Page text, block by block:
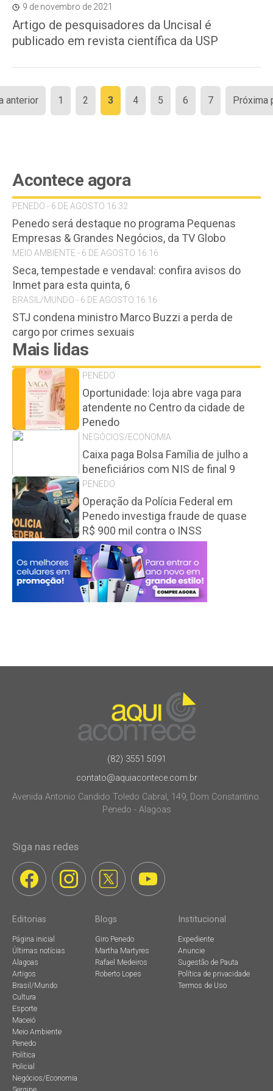
9 de novembro de 2021
Artigo de pesquisadores da Uncisal é
publicado em revista científica da USP
Paginação
de
anterior 1 2 3 4 5 6 7 Próxima
Acontece agora
PENEDO - 6 DE AGOSTO 16:32
Penedo será destaque no programa Pequenas
Empresas & Grandes Negócios, da TV Globo
MEIO AMBIENTE - 6 DE AGOSTO 16:16
Seca, tempestade e vendaval: confira avisos do
Inmet para esta quinta, 6
BRASIL/MUNDO - 6 DE AGOSTO 16:16
STJ condena ministro Marco Buzzi a perda de
cargo por crimes sexuais
Mais lidas
PENEDO
Oportunidade: loja abre vaga para
atendente no Centro da cidade de
Penedo
NEGÓCIOS/ECONOMIA
Caixa paga Bolsa Família de julho a
beneficiários com NIS de final 9
PENEDO
Operação da Polícia Federal em
Penedo investiga fraude de quase
R$ 900 mil contra o INSS
(82) 3551.5091
contato@aquiacontece.com.br
Avenida Antonio Candido Toledo Cabral, 149, Dom Constantino.
Penedo - Alagoas
Siga nas redes
Editorias
Página inicial
Últimas notícias
Alagoas
Artigos
Brasil/Mundo
Cultura
Esporte
Maceió
Meio Ambiente
Penedo
Política
Policial
Negócios/Economia
Blogs
Giro Penedo
Martha Martyres
Rafael Medeiros
Roberto Lopes
Institucional
Expediente
Anuncie
Sugestão de Pauta
Política de privacidade
Termos de Uso